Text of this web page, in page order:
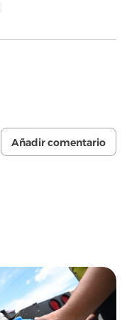
Añadir comentario